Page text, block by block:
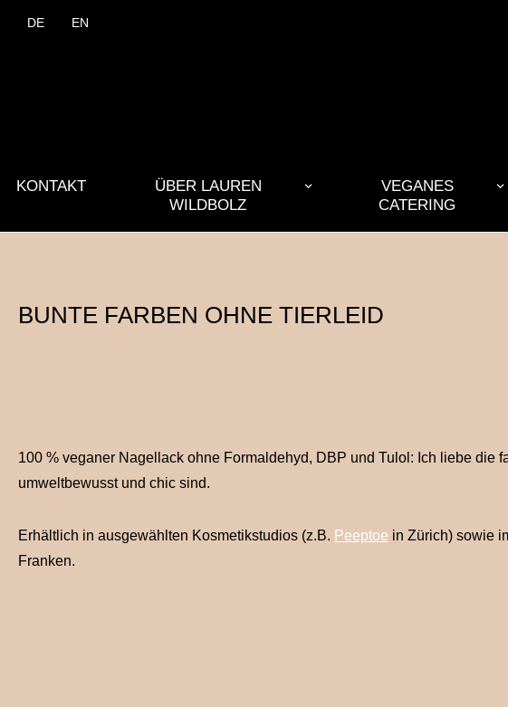
DE EN
KONTAKT
ÜBER LAUREN
WILDBOLZ
VEGANES
CATERING
BUNTE FARBEN OHNE TIERLEID
100 % veganer Nagellack ohne Formaldehyd, DBP und Tulol: Ich liebe die
umweltbewusst und chic sind.
Erhältlich in ausgewählten Kosmetikstudios (z.B. Peeptoe in Zürich) sowie
Franken.